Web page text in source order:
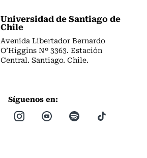
Universidad de Santiago de
Chile
Avenida Libertador Bernardo
O’Higgins Nº 3363. Estación
Central. Santiago. Chile.
Síguenos en: